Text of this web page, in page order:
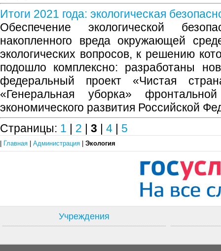
Итоги 2021 года: экологическая
Обеспечение экологической
накопленного вреда окружающей
экологических вопросов, к решению
подошло комплексно: разработаны
федеральный проект «Чистая
«Генеральная уборка»
экономического развития Российской
Страницы: 1 | 2 | 3 | 4 | 5
| Главная | Администрация | Экология
Учреждения